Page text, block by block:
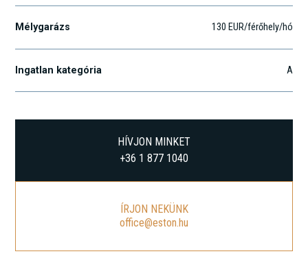
Mélygarázs 130 EUR/férőhely/hó
Ingatlan kategória A
HÍVJON MINKET
+36 1 877 1040
ÍRJON NEKÜNK
office@eston.hu